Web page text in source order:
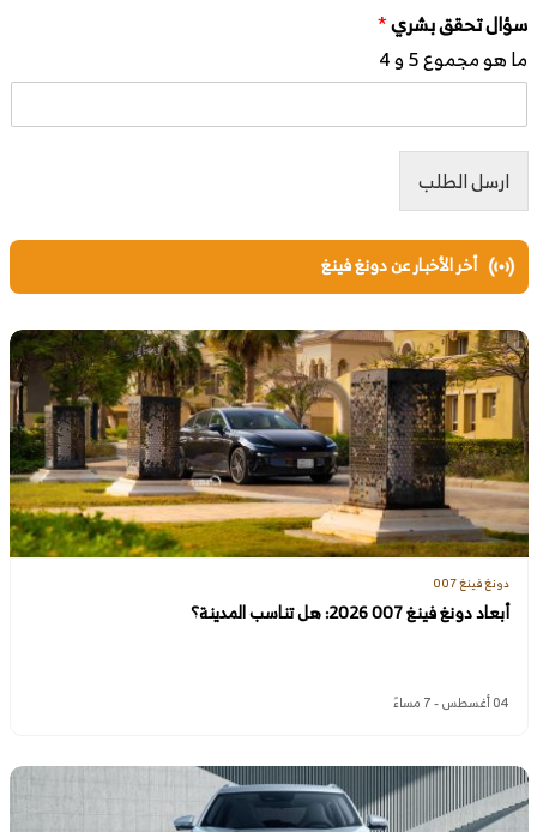
سؤال تحقق بشري*
ما هو مجموع 5 و 4
ارسل الطلب
أخر الأخبار عن دونغ فينغ
دونغ فينغ 007
أبعاد دونغ فينغ 007 2026: هل تناسب المدينة؟
04 أغسطس - 7 مساءً